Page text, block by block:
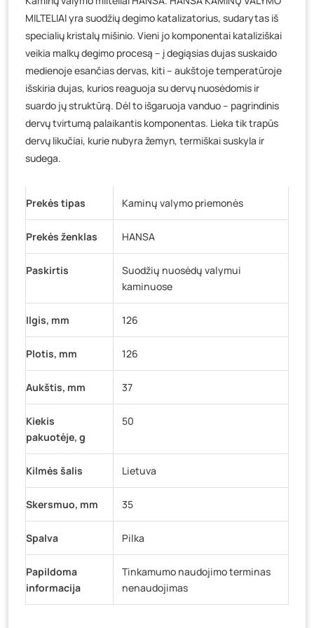
Vilniaus g. 89D, Ukmergė - 0 vienetų
K. Donelaičio g. 17, Rokiškis
- 4 vienetai
Šaltupės g. 64, Zarasai - 0 vienetų
MILTELIAI yra suodžių degimo katalizatorius, sudarytas iš
specialių kristalų mišinio. Vieni jo komponentai kataliziškai
veikia malkų degimo procesą – į degiąsias dujas suskaido
medienoje esančias dervas, kiti – aukštoje temperatūroje
išskiria dujas, kurios reaguoja su dervų nuosėdomis ir
suardo jų struktūrą. Dėl to išgaruoja vanduo – pagrindinis
dervų tvirtumą palaikantis komponentas. Lieka tik trapūs
dervų likučiai, kurie nubyra žemyn, termiškai suskyla ir
sudega.
Prekės tipas Kaminų valymo priemonės
Prekės ženklas HANSA
Paskirtis
Suodžių nuosėdų valymui
kaminuose
Ilgis, mm 126
Plotis, mm 126
Aukštis, mm 37
Kiekis
pakuotėje, g
50
Kilmės šalis Lietuva
Skersmuo, mm 35
Spalva Pilka
Papildoma
informacija
Tinkamumo naudojimo terminas
nenaudojimas